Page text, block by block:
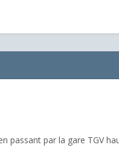
passant par la gare TGV